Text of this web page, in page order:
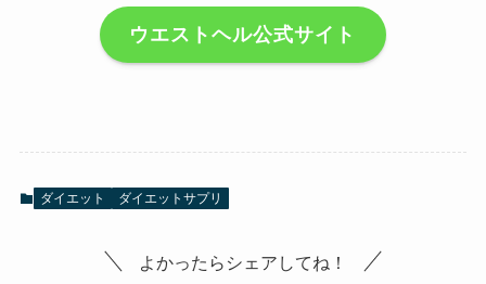
ウエストヘル公式サイト
ダイエット ダイエットサプリ
よかったらシェアしてね！